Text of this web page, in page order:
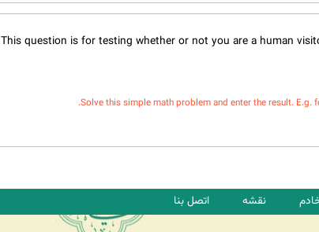
This question is for testing whether or not you are a human
Solve this simple math problem and enter the result. E.g.
نقشه اتصل بنا